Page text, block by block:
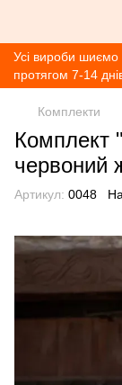
Усі вироби шиємо
протягом 7-14
Комплекти
Комплект
червоний
Артикул: 0048